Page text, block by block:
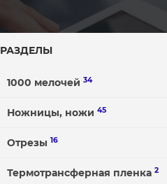
РАЗДЕЛЫ
1000 мелочей 34
Ножницы, ножи 45
Отрезы 16
Термотрансферная пленка 2